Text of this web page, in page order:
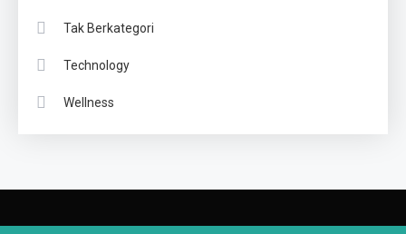
Tak Berkategori
Technology
Wellness